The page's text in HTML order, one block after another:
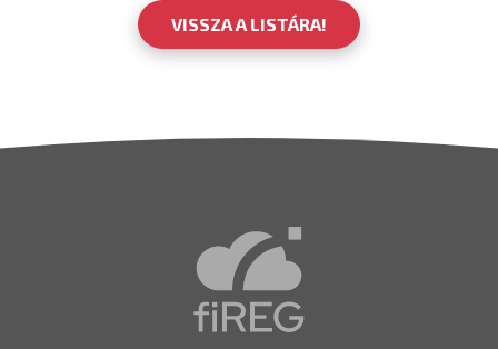
VISSZA A LISTÁRA!